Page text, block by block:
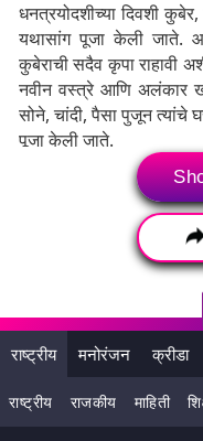
धनत्रयोदशीच्या दिवशी कुबेर,
यथासांग पूजा केली जाते.
कुबेराची सदैव कृपा राहावी
नवीन वस्त्रे आणि अलंकार
सोने, चांदी, पैसा पुजून त्यांचे
पूजा केली जाते.
राष्ट्रीय मनोरंजन क्रीडा
राष्ट्रीय राजकीय माहिती